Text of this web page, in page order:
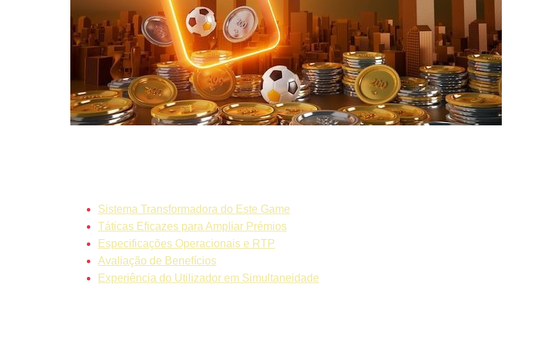
Sistema Transformadora do Este Game
Táticas Eficazes para Ampliar Prémios
Especificações Operacionais e RTP
Avaliação de Benefícios
Experiência do Utilizador em Simultaneidade